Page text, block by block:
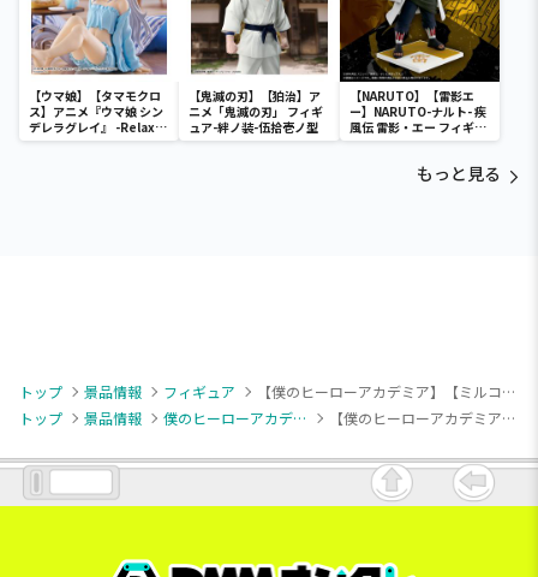
【ウマ娘】【タマモクロ
ス】アニメ『ウマ娘 シン
デレラグレイ』 -Relax
time-タマモクロス
【鬼滅の刃】【狛治】ア
ニメ「鬼滅の刃」 フィギ
ュア-絆ノ装-伍拾壱ノ型
【NARUTO】【雷影エ
ー】NARUTO-ナルト- 疾
風伝 雷影・エー フィギュ
ア～五影集結…!!～
もっと見る
トップ 景品情報 フィギュア
【僕のヒーローアカデミア】【ミルコ】僕のヒーローアカデミア THE AMAZING HEROES-PLUS-MIRKO
トップ
景品情報 僕のヒーローアカデミア 【僕のヒーローアカデミア】【ミルコ】僕のヒーローアカデミア THE AMAZING HEROES-PLUS-MIRKO